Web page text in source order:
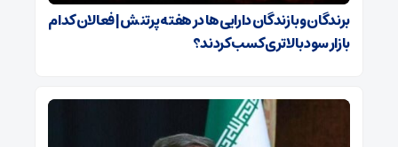
برندگان و بازندگان دارایی‌ها در هفته پرتنش | فعالان کدام
بازار سود بالاتری کسب کردند؟